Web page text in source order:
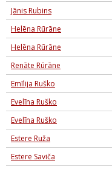
Jānis Rubins
Helēna Rūrāne
Helēna Rūrāne
Renāte Rūrāne
Emīlija Ruško
Evelīna Ruško
Evelīna Ruško
Estere Ruža
Estere Saviča